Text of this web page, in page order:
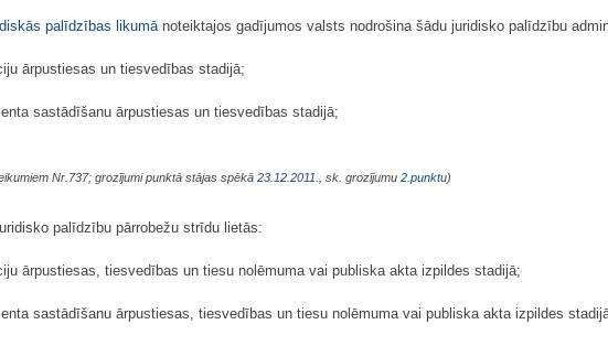
palīdzības likumā noteiktajos gadījumos valsts nodrošina šādu juridisko palīdzību
ārpustiesas un tiesvedības stadijā;
sastādīšanu ārpustiesas un tiesvedības stadijā;
Nr.737; grozījumi punktā stājas spēkā 23.12.2011. , sk. grozījumu 2.punktu)
palīdzību pārrobežu strīdu lietās:
ārpustiesas, tiesvedības un tiesu nolēmuma vai publiska akta izpildes stadijā;
sastādīšanu ārpustiesas, tiesvedības un tiesu nolēmuma vai publiska akta izpildes